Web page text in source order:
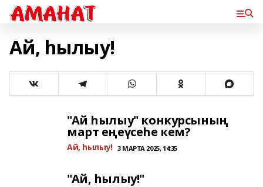
Ай, һылыу!
"Ай һылыу" конкурсының
март еңеүсеһе кем?
Ай, һылыу! 3 МАРТА 2025, 14:35
"Ай, һылыу!"